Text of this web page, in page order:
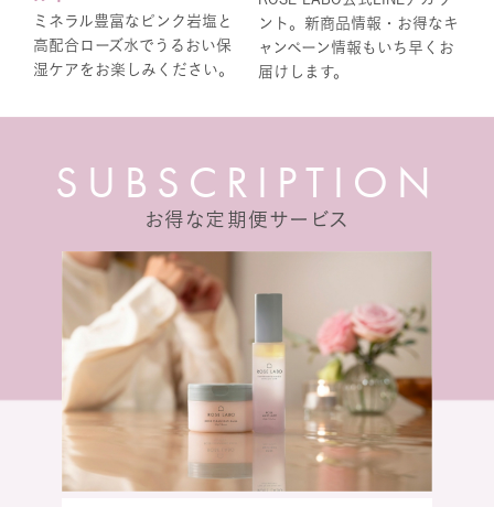
ミネラル豊富なピンク岩塩と
高配合ローズ水でうるおい保
湿ケアをお楽しみください。
ント。新商品情報・お得なキ
ャンペーン情報もいち早くお
届けします。
S U B S C R I PT I O N
お得な定期便サービス